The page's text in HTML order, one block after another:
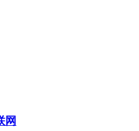
网